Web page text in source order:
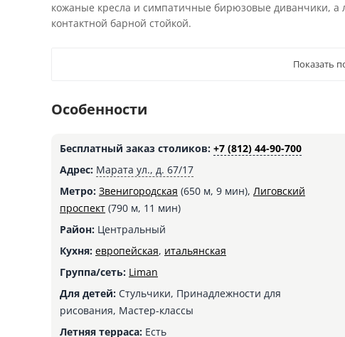
кожаные кресла и симпатичные бирюзовые диванчики, а
контактной барной стойкой.
Показать
Особенности
Бесплатный заказ столиков: +7 (812) 44-90-700
Адрес: Марата ул., д. 67/17
Метро: Звенигородская (650 м, 9 мин), Лиговский
проспект (790 м, 11 мин)
Район: Центральный
Кухня: европейская, итальянская
Группа/сеть: Liman
Для детей: Стульчики, Принадлежности для
рисования, Мастер-классы
Летняя терраса: Есть